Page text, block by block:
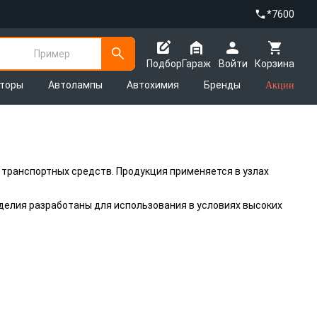
*7600
Пример
Подбор
Корзина
Гараж
Войти
Автолампы Автохимия Бренды Акции
средств. Продукция применяется в узлах
разработаны для использования в условиях высоких